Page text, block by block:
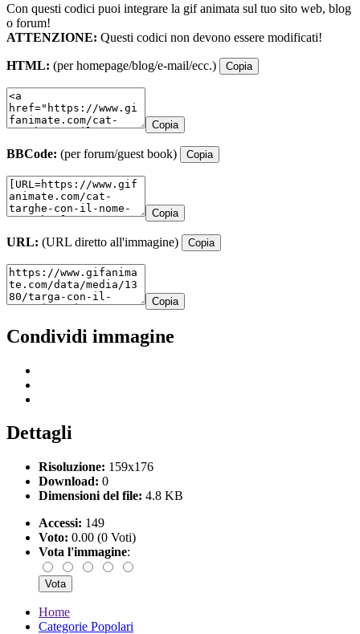
Con questi codici puoi integrare la gif animata sul tuo sito web, blog
o forum!
ATTENZIONE: Questi codici non devono essere modificati!
HTML: (per homepage/blog/e-mail/ecc.) Copia
Copia
BBCode: (per forum/guest book) Copia
Copia
URL: (URL diretto all'immagine) Copia
Copia
Condividi immagine
Dettagli
Risoluzione: 159x176
Download: 0
Dimensioni del file: 4.8 KB
Accessi: 149
Voto: 0.00 (0 Voti)
Vota l'immagine:
Home
Categorie Popolari